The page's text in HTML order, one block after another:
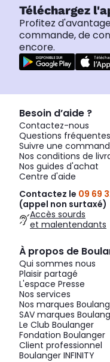
Téléchargez
Profitez
commande, de
encore.
Besoin d’aide ?
Contactez-nous
Questions fréquentes
Suivre une
Nos conditions de
Nos guides d'achat
Centre d'aide
Contactez le 09 69
(appel non surtaxé)
Accès sourds
et malentendants
À propos de
Qui sommes nous
Plaisir partagé
L'espace Presse
Nos services
Nos marques
SAV marques
Le Club Boulanger
Fondation Boulanger
Client professionnel
Boulanger INFINITY